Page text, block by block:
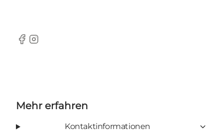
Facebook
Instagram
Mehr erfahren
Kontaktinformationen